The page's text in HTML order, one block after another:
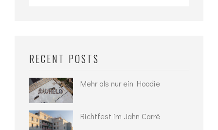
RECENT POSTS
Mehr als nur ein Hoodie
Richtfest im Jahn Carré